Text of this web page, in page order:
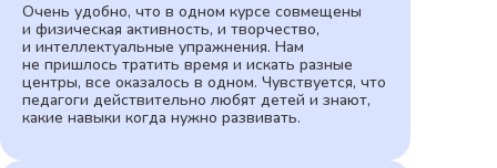
Очень удобно, что в одном курсе совмещены
и физическая активность, и творчество,
и интеллектуальные упражнения. Нам
не пришлось тратить время и искать разные
центры, все оказалось в одном. Чувствуется, что
педагоги действительно любят детей и знают,
какие навыки когда нужно развивать.